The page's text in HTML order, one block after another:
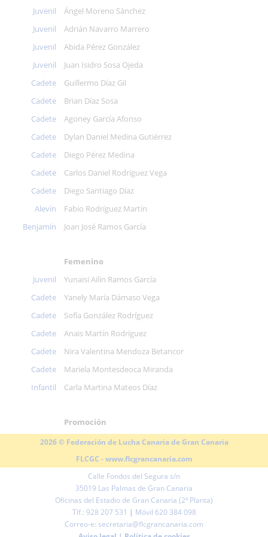
Juvenil
Ángel Moreno Sánchez
Juvenil
Adrián Navarro Marrero
Juvenil
Abida Pérez González
Juvenil
Juan Isidro Sosa Ojeda
Cadete
Guillermo Díaz Gil
Cadete
Brian Díaz Sosa
Cadete
Agoney García Afonso
Cadete
Dylan Daniel Medina Gutiérrez
Cadete
Diego Pérez Medina
Cadete
Carlos Daniel Rodríguez Vega
Cadete
Diego Santiago Díaz
Alevín
Fabio Rodríguez Martín
Benjamín
Joan José Ramos García
Femenino
Juvenil
Yunaisi Ailín Ramos García
Cadete
Yanely María Dámaso Vega
Cadete
Sofía González Rodríguez
Cadete
Anais Martín Rodríguez
Cadete
Nira Valentina Mendoza Betancor
Cadete
Mariela Montesdeoca Miranda
Infantil
Carla Martina Mateos Díaz
Promoción
2026 © Federación de Lucha Canaria de Gran Canaria
FLCGC -www.flcgrancanaria.com
Calle Fondos del Segura s/n
35019 Las Palmas de Gran Canaria
Oficinas del Estadio de Gran Canaria (2ª Planta)
Tlf.: 928 207 531 | Móvil 620 384 098
Correo-e: secretaria@flcgrancanaria.com